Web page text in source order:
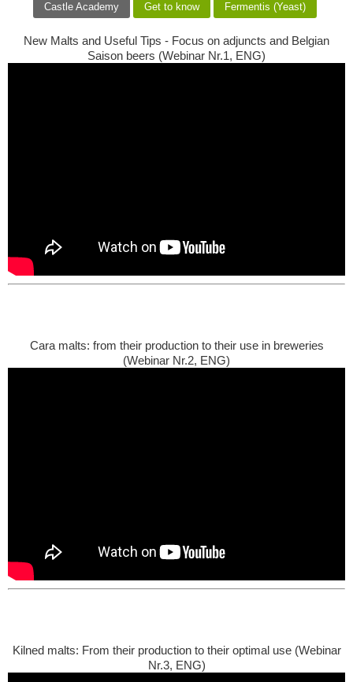
Castle Academy Get to know Fermentis (Yeast)
New Malts and Useful Tips - Focus on adjuncts and Belgian
Saison beers (Webinar Nr.1, ENG)
Cara malts: from their production to their use in breweries
(Webinar Nr.2, ENG)
Kilned malts: From their production to their optimal use (Webinar
Nr.3, ENG)